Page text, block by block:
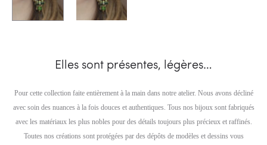
Elles sont présentes, légères…
Pour cette collection faite entièrement à la main dans notre atelier. Nous avons décliné
avec soin des nuances à la fois douces et authentiques. Tous nos bijoux sont fabriqués
avec les matériaux les plus nobles pour des détails toujours plus précieux et raffinés.
Toutes nos créations sont protégées par des dépôts de modèles et dessins vous